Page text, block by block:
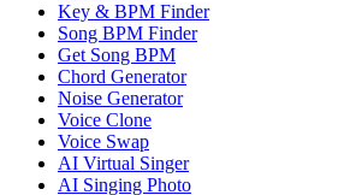
Key & BPM Finder
Song BPM Finder
Get Song BPM
Chord Generator
Noise Generator
Voice Clone
Voice Swap
AI Virtual Singer
AI Singing Photo